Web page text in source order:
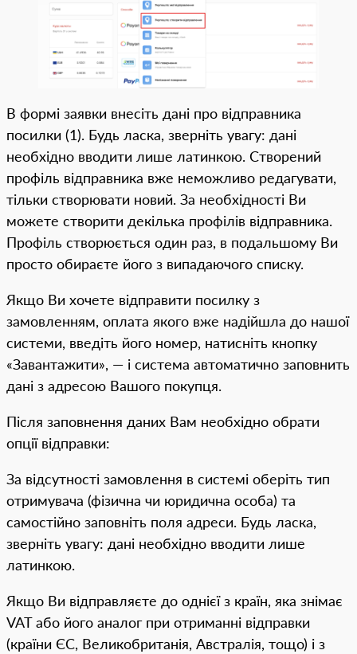
В формі заявки внесіть дані про відправника
посилки (1). Будь ласка, зверніть увагу: дані
необхідно вводити лише латинкою. Створений
профіль відправника вже неможливо редагувати,
тільки створювати новий. За необхідності Ви
можете створити декілька профілів відправника.
Профіль створюється один раз, в подальшому Ви
просто обираєте його з випадаючого списку.
Якщо Ви хочете відправити посилку з
замовленням, оплата якого вже надійшла до нашої
системи, введіть його номер, натисніть кнопку
«Завантажити», — і система автоматично заповнить
дані з адресою Вашого покупця.
Після заповнення даних Вам необхідно обрати
опції відправки:
За відсутності замовлення в системі оберіть тип
отримувача (фізична чи юридична особа) та
самостійно заповніть поля адреси. Будь ласка,
зверніть увагу: дані необхідно вводити лише
латинкою.
Якщо Ви відправляєте до однієї з країн, яка знімає
VAT або його аналог при отриманні відправки
(країни ЄС, Великобританія, Австралія, тощо) і з